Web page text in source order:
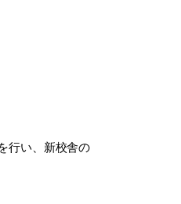
行い、新校舎の